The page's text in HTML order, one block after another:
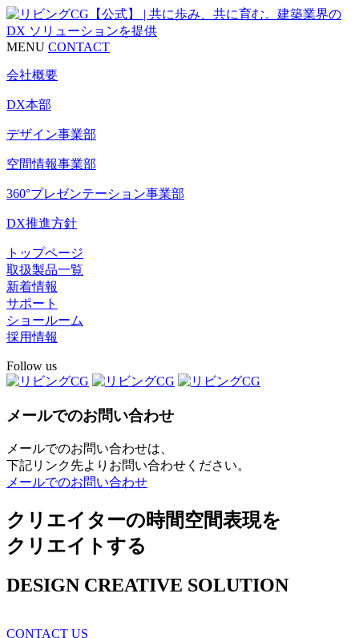
MENU CONTACT
会社概要
DX本部
デザイン事業部
空間情報事業部
360°プレゼンテーション事業部
DX推進方針
トップページ
取扱製品一覧
新着情報
サポート
ショールーム
採用情報
Follow us
メールでのお問い合わせ
メールでのお問い合わせは、
下記リンク先よりお問い合わせください。
メールでのお問い合わせ
クリエイターの時間空間表現を
クリエイトする
DESIGN CREATIVE SOLUTION
CONTACT US